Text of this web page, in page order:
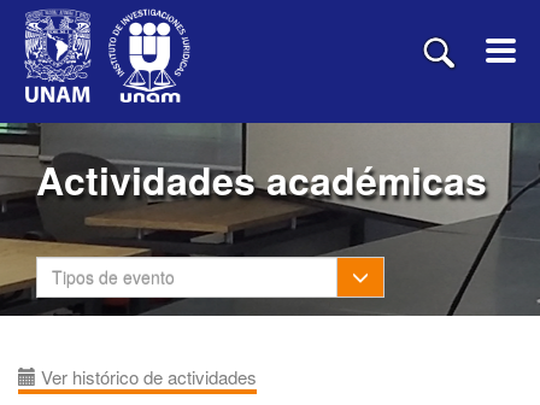
Actividades académicas
Tipos de evento Toggle Dropdown
Ver histórico de actividades